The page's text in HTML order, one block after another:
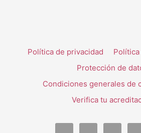
Política de privacidad
Protección de
Condiciones generales de
Verifica tu